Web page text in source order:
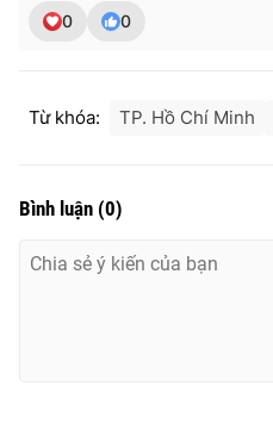
0 0
Từ khóa: TP. Hồ Chí Minh
Bình luận (0)